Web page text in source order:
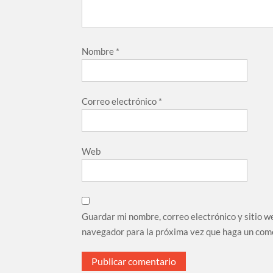
Nombre *
Correo electrónico *
Web
Guardar mi nombre, correo electrónico y sitio
navegador para la próxima vez que haga un